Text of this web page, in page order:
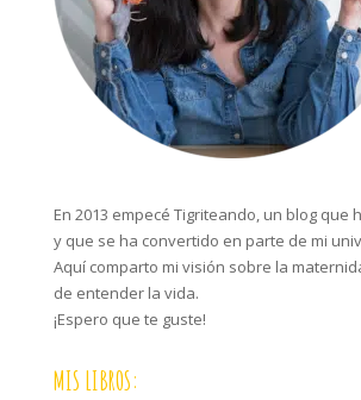
En 2013 empecé Tigriteando, un blog que
y que se ha convertido en parte de mi
Aquí comparto mi visión sobre la
de entender la vida.
¡Espero que te guste!
MIS LIBROS: